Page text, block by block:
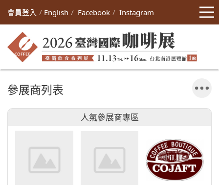
會員登入 English Facebook Instagram
參展商列表
人氣參展商專區